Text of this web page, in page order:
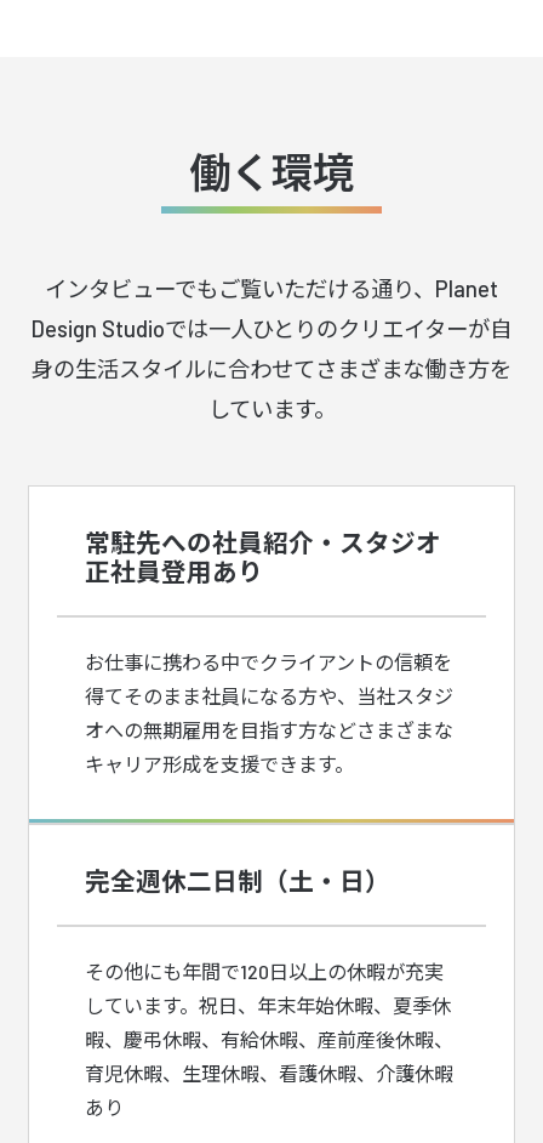
働く環境
インタビューでもご覧いただける通り、 Planet
Design Studioでは一人ひとりのクリエイターが自
身の生活スタイルに合わせてさまざまな働き方を
しています。
常駐先への社員紹介・スタジオ
正社員登用あり
お仕事に携わる中でクライアントの信頼を
得てそのまま社員になる方や、当社スタジ
オへの無期雇用を目指す方などさまざまな
キャリア形成を支援できます。
完全週休二日制（土・日）
その他にも年間で120日以上の休暇が充実
しています。祝日、年末年始休暇、夏季休
暇、慶弔休暇、有給休暇、産前産後休暇、
育児休暇、生理休暇、看護休暇、介護休暇
あり